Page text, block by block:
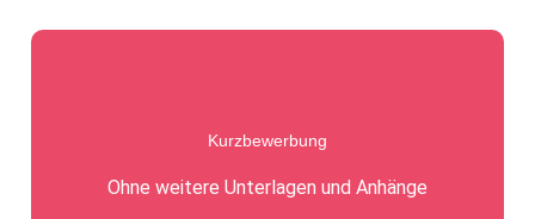
Kurzbewerbung
Ohne weitere Unterlagen und Anhänge